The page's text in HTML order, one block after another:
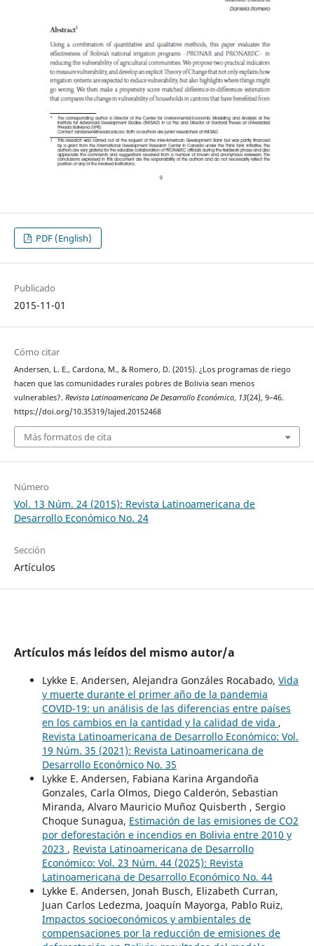
PDF (English)
Publicado
2015-11-01
Cómo citar
Andersen, L. E., Cardona, M., & Romero, D. (2015). ¿Los programas de riego
hacen que las comunidades rurales pobres de Bolivia sean menos
vulnerables?. Revista Latinoamericana De Desarrollo Económico, 13(24), 9–46.
https://doi.org/10.35319/lajed.20152468
Más formatos de cita
Número
Vol. 13 Núm. 24 (2015): Revista Latinoamericana de
Desarrollo Económico No. 24
Sección
Artículos
Artículos más leídos del mismo autor/a
Lykke E. Andersen, Alejandra Gonzáles Rocabado, Vida
y muerte durante el primer año de la pandemia
COVID-19: un análisis de las diferencias entre países
en los cambios en la cantidad y la calidad de vida ,
Revista Latinoamericana de Desarrollo Económico: Vol.
19 Núm. 35 (2021): Revista Latinoamericana de
Desarrollo Económico No. 35
Lykke E. Andersen, Fabiana Karina Argandoña
Gonzales, Carla Olmos, Diego Calderón, Sebastian
Miranda, Alvaro Mauricio Muñoz Quisberth , Sergio
Choque Sunagua, Estimación de las emisiones de CO2
por deforestación e incendios en Bolivia entre 2010 y
2023 , Revista Latinoamericana de Desarrollo
Económico: Vol. 23 Núm. 44 (2025): Revista
Latinoamericana de Desarrollo Económico No. 44
Lykke E. Andersen, Jonah Busch, Elizabeth Curran,
Juan Carlos Ledezma, Joaquín Mayorga, Pablo Ruiz,
Impactos socioeconómicos y ambientales de
compensaciones por la reducción de emisiones de